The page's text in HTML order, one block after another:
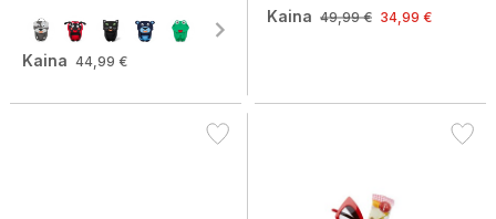
Kaina 44,99 €
Kaina 49,99 € 34,99 €